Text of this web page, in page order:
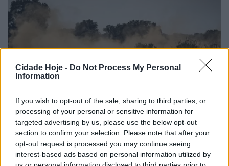
Cidade Hoje - Do Not Process My Personal
Information
If you wish to opt-out of the sale, sharing to third parties, or
processing of your personal or sensitive information for
targeted advertising by us, please use the below opt-out
section to confirm your selection. Please note that after your
opt-out request is processed you may continue seeing
interest-based ads based on personal information utilized by
A prova foi ganha à geral por João Ferreira, seguido
de Hélder Oliveira e João Dias, sendo Tiago Reis o